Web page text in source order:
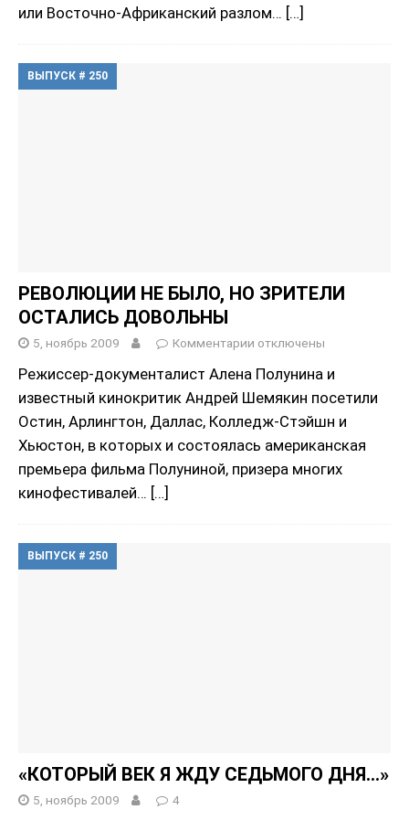
или Восточно-Африканский разлом… […]
ВЫПУСК # 250
РЕВОЛЮЦИИ НЕ БЫЛО, НО ЗРИТЕЛИ
ОСТАЛИСЬ ДОВОЛЬНЫ
5, ноябрь 2009 Комментарии отключены
Режиссер-документалист Алена Полунина и
известный кинокритик Андрей Шемякин посетили
Остин, Арлингтон, Даллас, Колледж-Стэйшн и
Хьюстон, в которых и состоялась американская
премьера фильма Полуниной, призера многих
кинофестивалей… […]
ВЫПУСК # 250
«КОТОРЫЙ ВЕК Я ЖДУ СЕДЬМОГО ДНЯ…»
5, ноябрь 2009 4